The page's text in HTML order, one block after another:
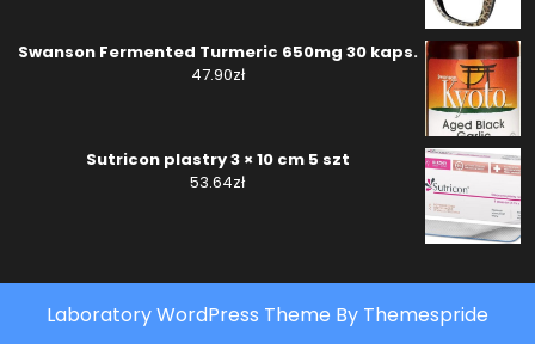
Swanson Fermented Turmeric 650mg 30 kaps.
47.90zł
Sutricon plastry 3 × 10 cm 5 szt
53.64zł
Laboratory WordPress Theme By Themespride